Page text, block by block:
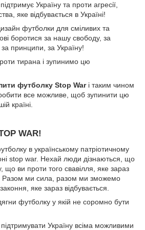
Україну та проти агресії,
яке відбувається в Україні!
футболки для сміливих та
боротися за нашу свободу, за
принципи, за Україну!
тирана і зупинимо цю
футболку Stop Warі таким чином
все можливе, щоб зупинити цю
країні.
WAR!
в українському патріотичному
stop war. Нехай люди дізнаються, що
що ви проти того свавілля, яке зараз
Разом ми сила, разом ми зможемо
яке зараз відбувається.
футболку у якій не соромно бути
Україну всіма можливими